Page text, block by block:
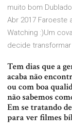
muito bom
Abr 2017 Faroeste
Watching :)Um
decide
Tem dias que a
acaba não
ou com boa
não sabemos
Em se tratando
para ver filmes